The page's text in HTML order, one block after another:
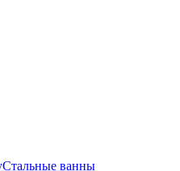
Стальные ванны